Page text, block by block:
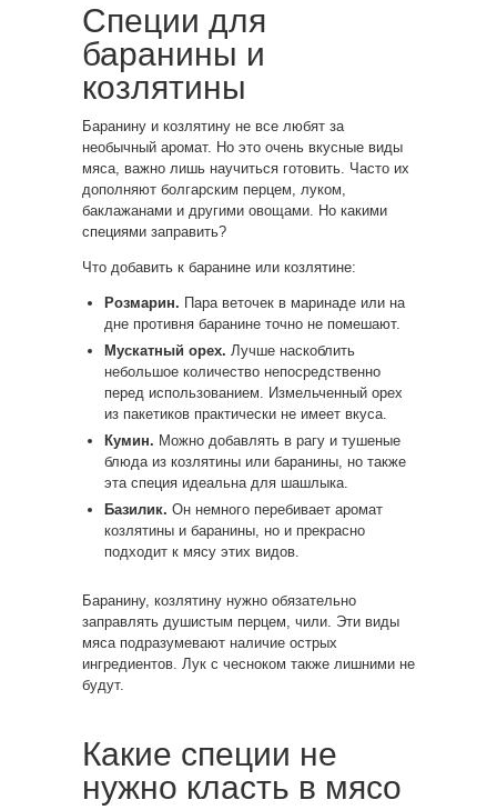
Специи для
баранины и
козлятины
Баранину и козлятину не все любят за
необычный аромат. Но это очень вкусные виды
мяса, важно лишь научиться готовить. Часто их
дополняют болгарским перцем, луком,
баклажанами и другими овощами. Но какими
специями заправить?
Что добавить к баранине или козлятине:
Розмарин. Пара веточек в маринаде или на
дне противня баранине точно не помешают.
Мускатный орех. Лучше наскоблить
небольшое количество непосредственно
перед использованием. Измельченный орех
из пакетиков практически не имеет вкуса.
Кумин. Можно добавлять в рагу и тушеные
блюда из козлятины или баранины, но также
эта специя идеальна для шашлыка.
Базилик. Он немного перебивает аромат
козлятины и баранины, но и прекрасно
подходит к мясу этих видов.
Баранину, козлятину нужно обязательно
заправлять душистым перцем, чили. Эти виды
мяса подразумевают наличие острых
ингредиентов. Лук с чесноком также лишними не
будут.
Какие специи не
нужно класть в мясо